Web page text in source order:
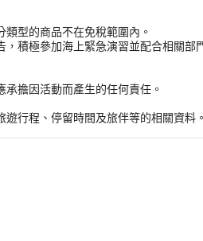
型的商品不在免稅範圍內。
積極參加海上緊急演習並配合相關
擔因活動而產生的任何責任。
行程、停留時間及旅伴等的相關資料。